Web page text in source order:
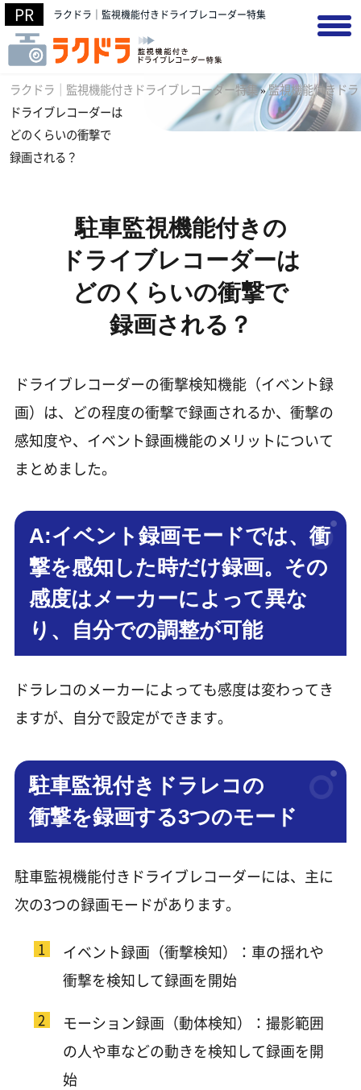
ラクドラ｜監視機能付きドライブレコーダー特集
ラクドラ｜監視機能付きドライブレコーダー特集»監視機能付きド
ドライブレコーダーは
どのくらいの衝撃で
録画される？
駐車監視機能付きの
ドライブレコーダーは
どのくらいの衝撃で
録画される？
ドライブレコーダーの衝撃検知機能（イベント録
画）は、どの程度の衝撃で録画されるか、衝撃の
感知度や、イベント録画機能のメリットについて
まとめました。
A:イベント録画モードでは、衝
撃を感知した時だけ録画。その
感度はメーカーによって異な
り、自分での調整が可能
ドラレコのメーカーによっても感度は変わってき
ますが、自分で設定ができます。
駐車監視付きドラレコの
衝撃を録画する3つのモード
駐車監視機能付きドライブレコーダーには、主に
次の3つの録画モードがあります。
イベント録画（衝撃検知）：車の揺れや
衝撃を検知して録画を開始
モーション録画（動体検知）：撮影範囲
の人や車などの動きを検知して録画を開
始